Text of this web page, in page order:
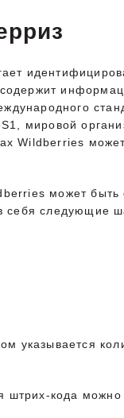
мировой
Wildberries
может
себя следующие
штрих-кода